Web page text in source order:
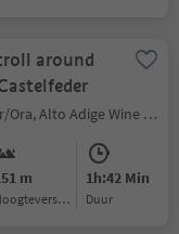
around
Ora/Auer, Auer/Ora, Alto Adige Wine Road
m
Hoogteverschil
1h:42 Min
Duur